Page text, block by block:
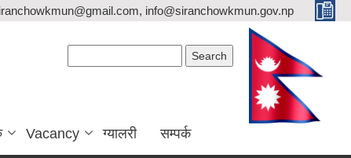
info@siranchowkmun.gov.np
Vacancy ग्यालरी सम्पर्क